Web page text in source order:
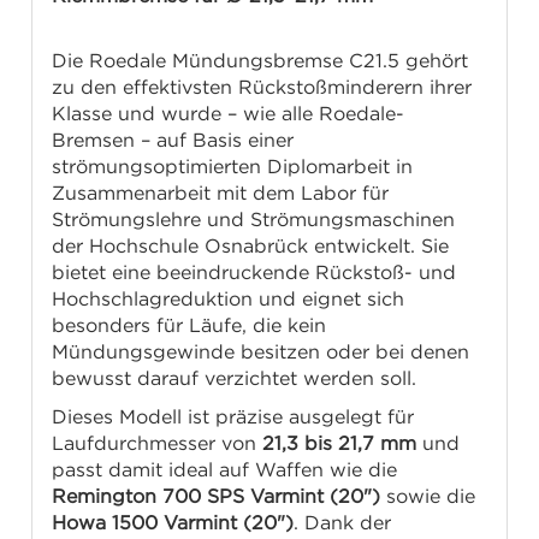
Die Roedale Mündungsbremse C21.5 gehört
zu den effektivsten Rückstoßminderern ihrer
Klasse und wurde – wie alle Roedale-
Bremsen – auf Basis einer
strömungsoptimierten Diplomarbeit in
Zusammenarbeit mit dem Labor für
Strömungslehre und Strömungsmaschinen
der Hochschule Osnabrück entwickelt. Sie
bietet eine beeindruckende Rückstoß- und
Hochschlagreduktion und eignet sich
besonders für Läufe, die kein
Mündungsgewinde besitzen oder bei denen
bewusst darauf verzichtet werden soll.
Dieses Modell ist präzise ausgelegt für
Laufdurchmesser von21,3 bis 21,7 mm und
passt damit ideal auf Waffen wie die
Remington 700 SPS Varmint (20") sowie die
Howa 1500 Varmint (20"). Dank der